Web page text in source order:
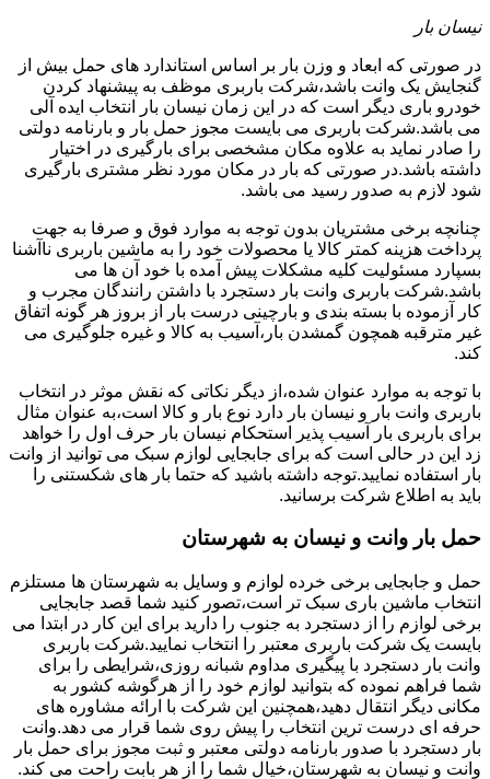
نیسان بار
در صورتی که ابعاد و وزن بار بر اساس استاندارد های حمل بیش از
گنجایش یک وانت باشد،شرکت باربری موظف به پیشنهاد کردن
خودرو باری دیگر است که در این زمان نیسان بار انتخاب ایده آلی
می باشد.شرکت باربری می بایست مجوز حمل بار و بارنامه دولتی
را صادر نماید به علاوه مکان مشخصی برای بارگیری در اختیار
داشته باشد.در صورتی که بار در مکان مورد نظر مشتری بارگیری
شود لازم به صدور رسید می باشد.
چنانچه برخی مشتریان بدون توجه به موارد فوق و صرفا به جهت
پرداخت هزینه کمتر کالا یا محصولات خود را به ماشین باربری ناآشنا
بسپارد مسئولیت کلیه مشکلات پیش آمده با خود آن ها می
باشد.شرکت باربری وانت بار دستجرد با داشتن رانندگان مجرب و
کار آزموده با بسته بندی و بارچینی درست بار از بروز هر گونه اتفاق
غیر مترقبه همچون گمشدن بار،آسیب به کالا و غیره جلوگیری می
کند.
با توجه به موارد عنوان شده،از دیگر نکاتی که نقش موثر در انتخاب
باربری وانت بار و نیسان بار دارد نوع بار و کالا است،به عنوان مثال
برای باربری بار آسیب پذیر استحکام نیسان بار حرف اول را خواهد
زد این در حالی است که برای جابجایی لوازم سبک می توانید از وانت
بار استفاده نمایید.توجه داشته باشید که حتما بار های شکستنی را
باید به اطلاع شرکت برسانید.
حمل بار وانت و نیسان به شهرستان
حمل و جابجایی برخی خرده لوازم و وسایل به شهرستان ها مستلزم
انتخاب ماشین باری سبک تر است،تصور کنید شما قصد جابجایی
برخی لوازم را از دستجرد به جنوب را دارید برای این کار در ابتدا می
بایست یک شرکت باربری معتبر را انتخاب نمایید.شرکت باربری
وانت بار دستجرد با پیگیری مداوم شبانه روزی،شرایطی را برای
شما فراهم نموده که بتوانید لوازم خود را از هرگوشه کشور به
مکانی دیگر انتقال دهید،همچنین این شرکت با ارائه مشاوره های
حرفه ای درست ترین انتخاب را پیش روی شما قرار می دهد.وانت
بار دستجرد با صدور بارنامه دولتی معتبر و ثبت مجوز برای حمل بار
وانت و نیسان به شهرستان،خیال شما را از هر بابت راحت می کند.